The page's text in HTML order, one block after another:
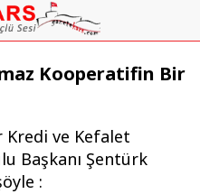
Kooperatifin Bir
Kredi ve Kefalet
Başkanı Şentürk
: